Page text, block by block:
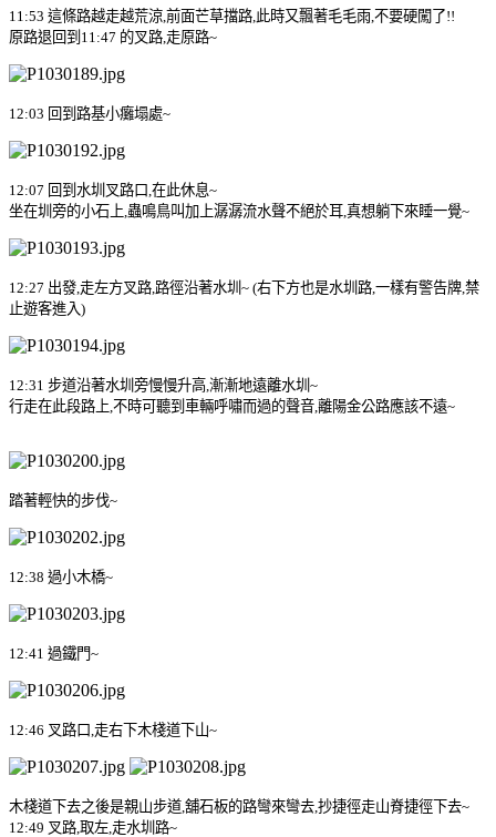
11:53 這條路越走越荒涼 前面芒草擋路 此時又飄著毛毛雨 不要硬闖了!!
原路退回到 11:47 的叉路 走原路~
12:03 回到路基小癱塌處~
12:07 回到水圳叉路口 在此休息~
坐在圳旁的小石上 蟲鳴鳥叫加上潺潺流水聲不絕於耳 真想躺下來睡一覺~
12:27 出發 走左方叉路 路徑沿著水圳 ~ (右下方也是水圳路 一樣有警告牌 禁
止遊客進入)
12:31 步道沿著水圳旁慢慢升高 漸漸地遠離水圳 ~
行走在此段路上 不時可聽到車輛呼嘯而過的聲音 離陽金公路應該不遠~
踏著輕快的步伐~
12:38 過小木橋~
12:41 過鐵門~
12:46 叉路口 走右下木棧道下山~
木棧道下去之後是親山步道 舖石板的路彎來彎去 抄捷徑走山脊捷徑下去~
12:49 叉路 取左 走水圳路~